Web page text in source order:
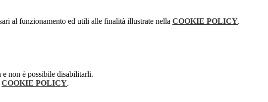
al funzionamento ed utili alle finalità illustrate nella COOKIE POLICY.
non è possibile disabilitarli.
COOKIE POLICY.